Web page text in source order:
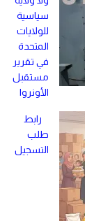
سياسية
للولايات
المتحدة
في تقرير
مستقبل
الأونروا
رابط
طلب
التسجيل